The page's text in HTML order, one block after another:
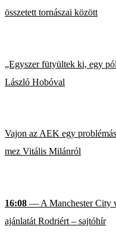
összetett tornászai között
„Egyszer fütyültek ki, egy
László Hobóval
Vajon az AEK egy
mez Vitális Milánról
16:08 — A Manchester City
ajánlatát Rodriért – sajtóhír